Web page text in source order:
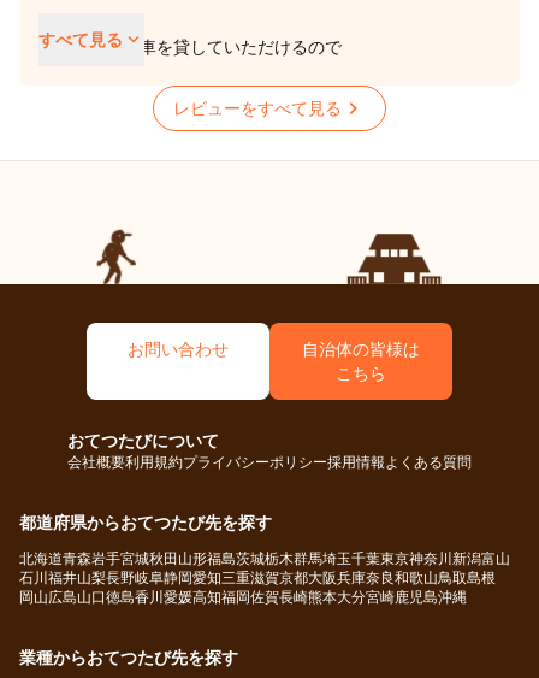
メインはらっきょうの砂落としです。１５ｋｇ位の箱を持ち
【次の参加者へのアドバイス】
２週間あっという間なので色々行くことをオススメします。
【おてつたび先の方への感謝メッセージ】
農園の皆さん、おてつの皆さんありがとうございました！
一人一台自転車を貸していただけるので
仕事内容や環境など書かれている通りです。
ありがとうございました！また機会があれば参加したいで
すべて見る keyboard_arrow_down
レビューをすべて見る chevron_right
お問い合わせ
自治体の皆様は
こちら
おてつたびについて
会社概要利用規約プライバシーポリシー採用情報よくある質問
都道府県からおてつたび先を探す
北海道青森岩手宮城秋田 山形福島茨城栃木群馬埼玉千葉東京神奈川 新潟富山
石川 福井山梨長野岐阜静岡愛知三重滋賀京都大阪兵庫奈良和歌山鳥取島根
岡山広島山口徳島香川 愛媛高知福岡佐賀長崎熊本大分宮崎鹿児島沖縄
業種からおてつたび先を探す